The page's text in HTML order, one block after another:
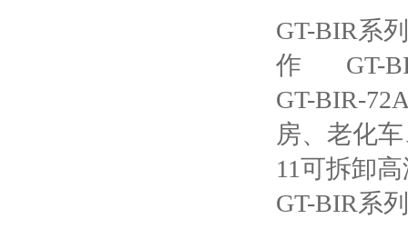
GT-BIR系
作
GT-
GT-BIR-
房、老化
11可拆卸
GT-BIR系